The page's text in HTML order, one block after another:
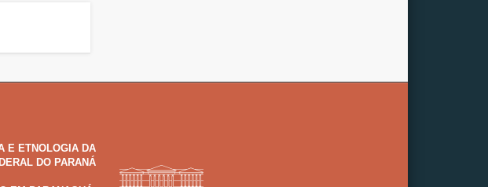
E ETNOLOGIA DA
DO PARANÁ